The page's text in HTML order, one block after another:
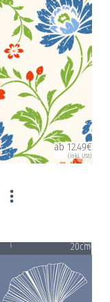
ab 12.49€
(inkl. USt)
20cm